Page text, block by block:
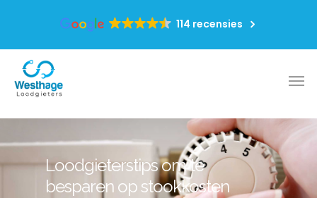
114 recensies
Loodgieterstips om te
besparen op stookkosten